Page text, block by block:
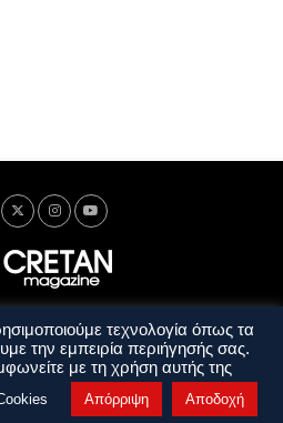
Απορρήτου
Όροι Χρήσης
Προϋποθέσεις
τεχνολογία όπως τα
την εμπειρία περιήγησής σας.
με τη χρήση αυτής της
Απόρριψη Αποδοχή